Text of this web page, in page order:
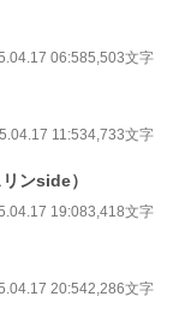
06:585,503文字
11:534,733文字
ンside）
19:083,418文字
20:542,286文字